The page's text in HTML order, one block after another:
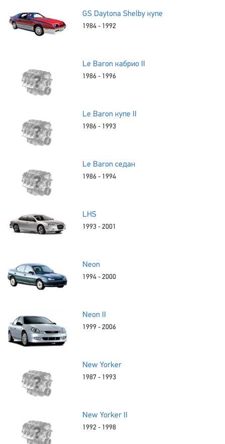
GS Daytona Shelby купе
1984 - 1992
Le Baron кабрио II
1986 - 1996
Le Baron купе II
1986 - 1993
Le Baron седан
1986 - 1994
LHS
1993 - 2001
Neon
1994 - 2000
Neon II
1999 - 2006
New Yorker
1987 - 1993
New Yorker II
1992 - 1998